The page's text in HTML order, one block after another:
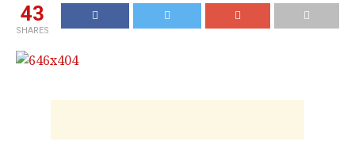
43
SHARES